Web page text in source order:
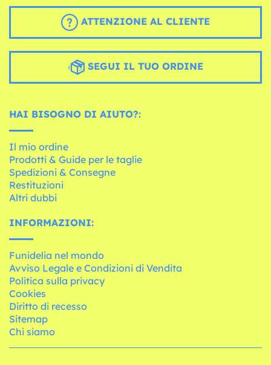
ATTENZIONE AL CLIENTE
SEGUI IL TUO ORDINE
HAI BISOGNO DI AIUTO?:
Il mio ordine
Prodotti & Guide per le taglie
Spedizioni & Consegne
Restituzioni
Altri dubbi
INFORMAZIONI:
Funidelia nel mondo
Avviso Legale e Condizioni di Vendita
Politica sulla privacy
Cookies
Diritto di recesso
Sitemap
Chi siamo